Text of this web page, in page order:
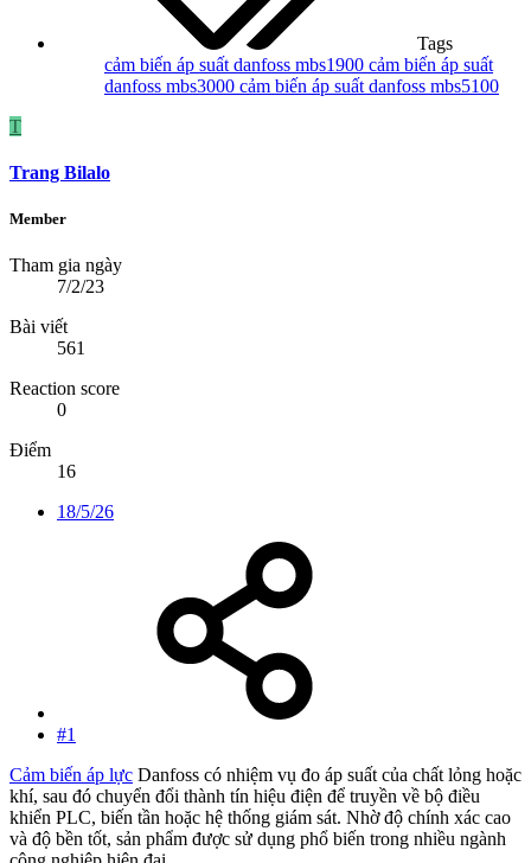
Tags
cảm biến áp suất danfoss mbs1900 cảm biến áp suất
danfoss mbs3000 cảm biến áp suất danfoss mbs5100
T
Trang Bilalo
Member
Tham gia ngày
7/2/23
Bài viết
561
Reaction score
0
Điểm
16
18/5/26
#1
Cảm biến áp lực Danfoss có nhiệm vụ đo áp suất của chất lỏng hoặc
khí, sau đó chuyển đổi thành tín hiệu điện để truyền về bộ điều
khiển PLC, biến tần hoặc hệ thống giám sát. Nhờ độ chính xác cao
và độ bền tốt, sản phẩm được sử dụng phổ biến trong nhiều ngành